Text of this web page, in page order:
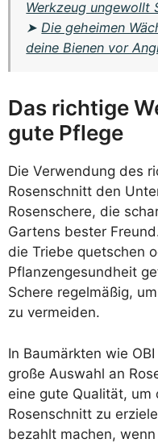
Werkzeug ungewollt
➤ Die geheimen
deine Bienen vor
Das richtige
gute Pflege
Die Verwendung des
Rosenschnitt den
Rosenschere, die
Gartens bester
die Triebe quetschen
Pflanzengesundheit
Schere regelmäßig,
zu vermeiden.
In Baumärkten wie
große Auswahl an
eine gute Qualität, um
Rosenschnitt zu
bezahlt machen,